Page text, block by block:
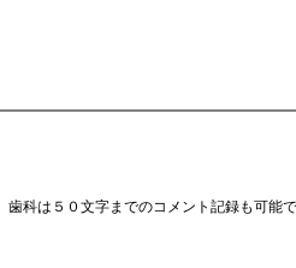
科は５０文字までのコメント記録も可能で